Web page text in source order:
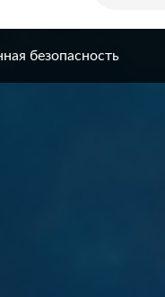
безопасность